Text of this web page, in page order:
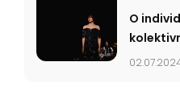
O
večeri